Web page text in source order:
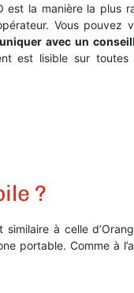
est la manière la plus
Vous
avec un
est lisible sur toutes
?
similaire à celle
portable. Comme à